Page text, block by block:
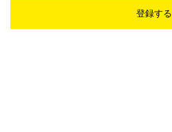
登録する